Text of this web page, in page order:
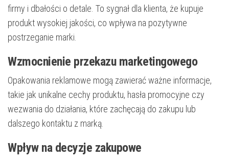
firmy i dbałości o detale. To sygnał dla klienta, że kupuje
produkt wysokiej jakości, co wpływa na pozytywne
postrzeganie marki.
Wzmocnienie przekazu marketingowego
Opakowania reklamowe mogą zawierać ważne informacje,
takie jak unikalne cechy produktu, hasła promocyjne czy
wezwania do działania, które zachęcają do zakupu lub
dalszego kontaktu z marką.
Wpływ na decyzje zakupowe